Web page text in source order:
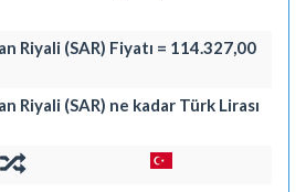
Riyali (SAR) Fiyatı = 114.327,00
Riyali (SAR) ne kadar Türk Lirası